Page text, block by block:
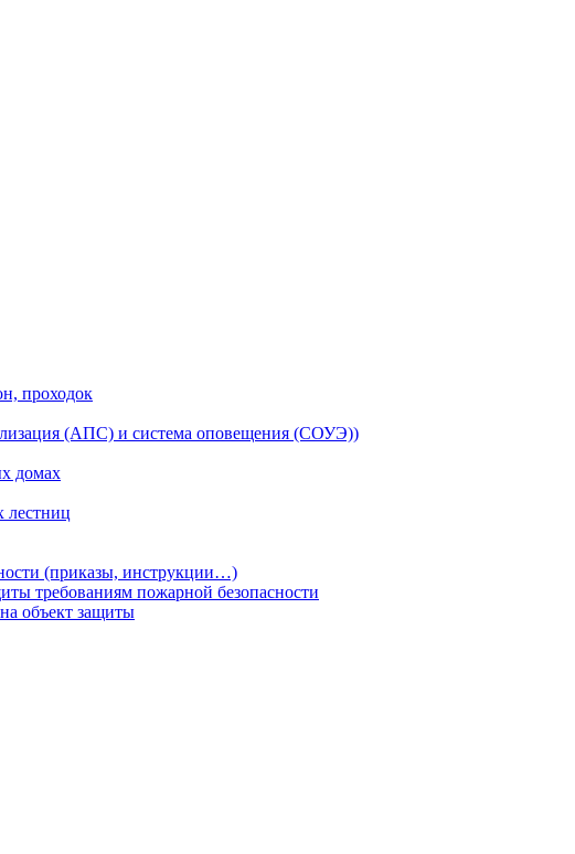
проходок
(АПС) и система оповещения (СОУЭ))
домах
лестниц
(приказы, инструкции…)
требованиям пожарной безопасности
объект защиты